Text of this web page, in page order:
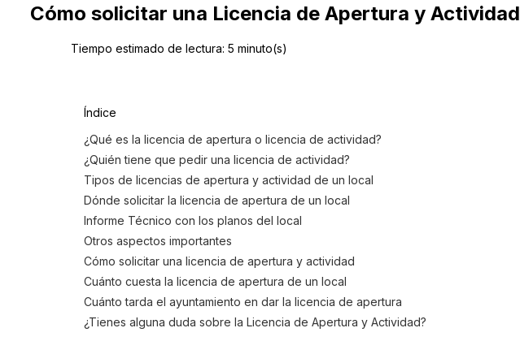
Cómo solicitar una Licencia de Apertura y Actividad
Tiempo estimado de lectura: 5 minuto(s)
Índice
¿Qué es la licencia de apertura o licencia de actividad?
¿Quién tiene que pedir una licencia de actividad?
Tipos de licencias de apertura y actividad de un local
Dónde solicitar la licencia de apertura de un local
Informe Técnico con los planos del local
Otros aspectos importantes
Cómo solicitar una licencia de apertura y actividad
Cuánto cuesta la licencia de apertura de un local
Cuánto tarda el ayuntamiento en dar la licencia de apertura
¿Tienes alguna duda sobre la Licencia de Apertura y Actividad?